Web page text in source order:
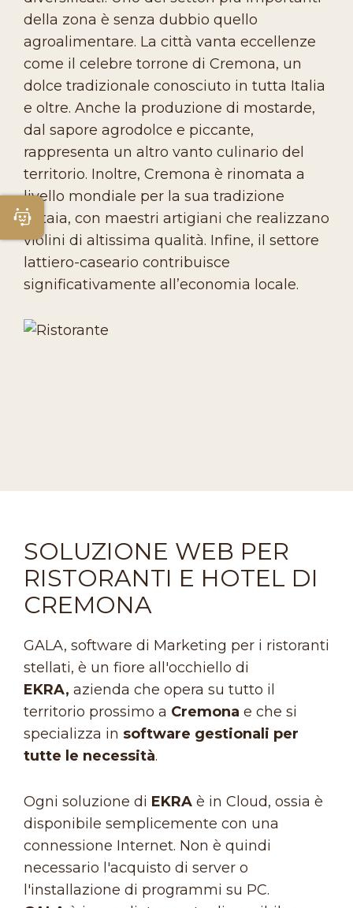
della zona è senza dubbio quello
agroalimentare. La città vanta eccellenze
come il celebre torrone di Cremona, un
dolce tradizionale conosciuto in tutta Italia
e oltre. Anche la produzione di mostarde,
dal sapore agrodolce e piccante,
rappresenta un altro vanto culinario del
territorio. Inoltre, Cremona è rinomata a
livello mondiale per la sua tradizione
liutaia, con maestri artigiani che realizzano
violini di altissima qualità. Infine, il settore
lattiero-caseario contribuisce
significativamente all’economia locale.
SOLUZIONE WEB PER
RISTORANTI E HOTEL DI
CREMONA
GALA, software di Marketing per i ristoranti
stellati, è un fiore all'occhiello di
EKRA, azienda che opera su tutto il
territorio prossimo a Cremona e che si
specializza in software gestionali per
tutte le necessità.
Ogni soluzione di EKRA è in Cloud, ossia è
disponibile semplicemente con una
connessione Internet. Non è quindi
necessario l'acquisto di server o
l'installazione di programmi su PC.
Apri Chatbot